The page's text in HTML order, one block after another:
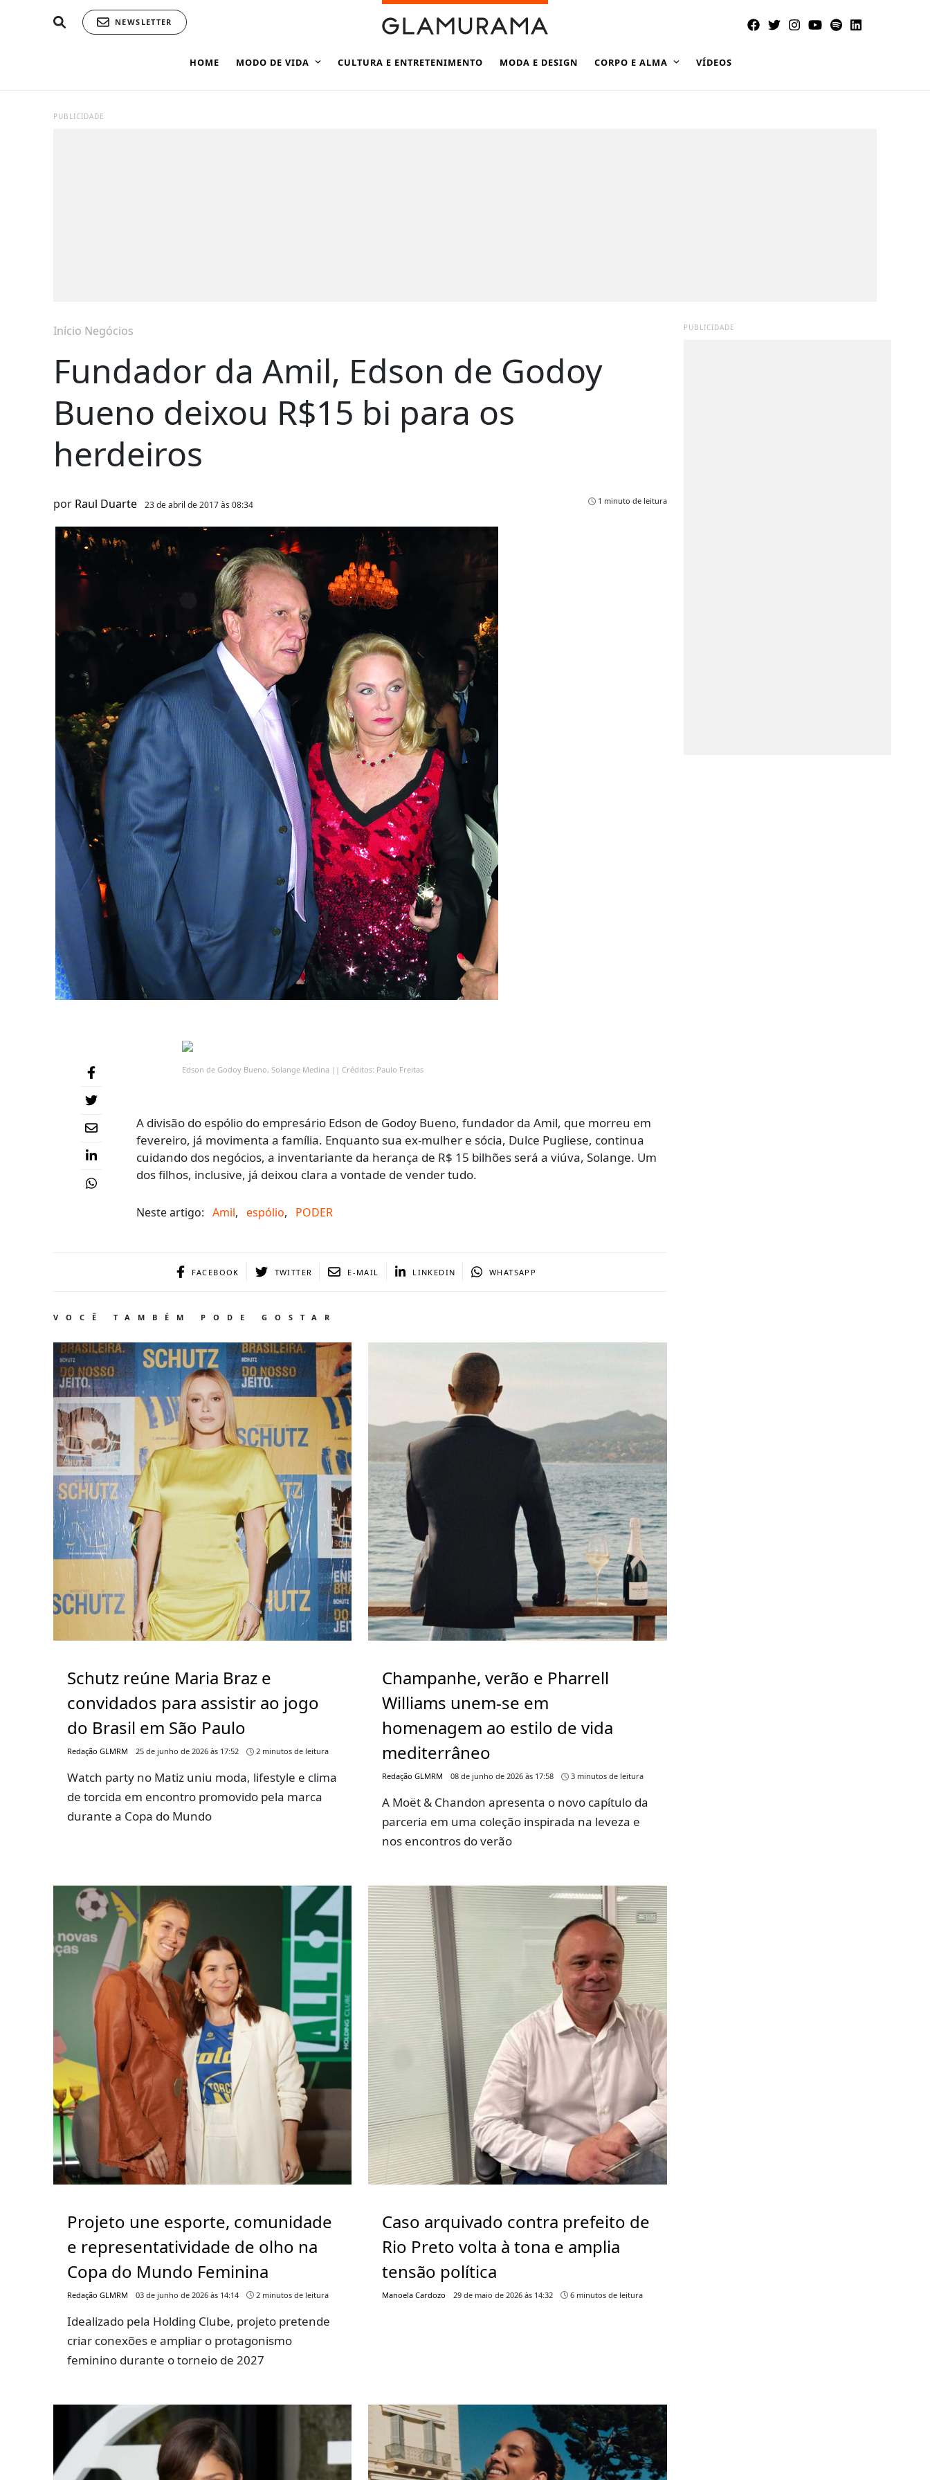
NEWSLETTER
HOME MODO DE VIDA CULTURA E ENTRETENIMENTO MODA E DESIGN CORPO E ALMA VÍDEOS
PUBLICIDADE
Início Negócios
Fundador da Amil, Edson de Godoy
Bueno deixou R$15 bi para os
herdeiros
por Raul Duarte 23 de abril de 2017 às 08:34 1 minuto de leitura
Edson de Godoy Bueno, Solange Medina || Créditos: Paulo Freitas
A divisão do espólio do empresário Edson de Godoy Bueno, fundador da Amil, que morreu em
fevereiro, já movimenta a família. Enquanto sua ex-mulher e sócia, Dulce Pugliese, continua
cuidando dos negócios, a inventariante da herança de R$ 15 bilhões será a viúva, Solange. Um
dos filhos, inclusive, já deixou clara a vontade de vender tudo.
Neste artigo: Amil, espólio, PODER
FACEBOOK TWITTER E-MAIL LINKEDIN WHATSAPP
VOCÊ TAMBÉM PODE GOSTAR
Schutz reúne Maria Braz e
convidados para assistir ao jogo
do Brasil em São Paulo
Redação GLMRM 25 de junho de 2026 às 17:52 2 minutos de leitura
Watch party no Matiz uniu moda, lifestyle e clima
de torcida em encontro promovido pela marca
durante a Copa do Mundo
Champanhe, verão e Pharrell
Williams unem-se em
homenagem ao estilo de vida
mediterrâneo
Redação GLMRM 08 de junho de 2026 às 17:58 3 minutos de leitura
A Moët & Chandon apresenta o novo capítulo da
parceria em uma coleção inspirada na leveza e
nos encontros do verão
Projeto une esporte, comunidade
e representatividade de olho na
Copa do Mundo Feminina
Redação GLMRM 03 de junho de 2026 às 14:14 2 minutos de leitura
Idealizado pela Holding Clube, projeto pretende
criar conexões e ampliar o protagonismo
feminino durante o torneio de 2027
Caso arquivado contra prefeito de
Rio Preto volta à tona e amplia
tensão política
Manoela Cardozo 29 de maio de 2026 às 14:32 6 minutos de leitura
PUBLICIDADE